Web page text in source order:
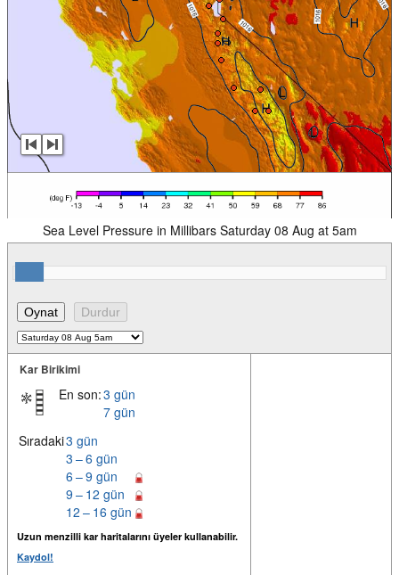
Sea Level Pressure in Millibars Saturday 08 Aug at 5am
Kar Birikimi
En son:3 gün
7 gün
Sıradaki3 gün
3 – 6 gün
6 – 9 gün
9 – 12 gün
12 – 16 gün
Uzun menzilli kar haritalarını üyeler kullanabilir.
Kaydol!